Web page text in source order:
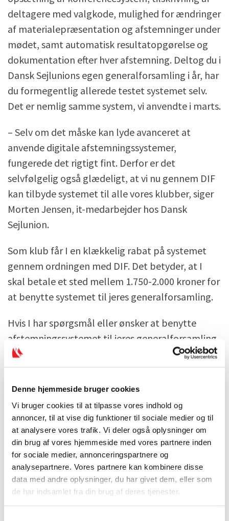
Denne hjemmeside bruger cookies
Vi bruger cookies til at tilpasse vores indhold og
annoncer, til at vise dig funktioner til sociale medier og til
at analysere vores trafik. Vi deler også oplysninger om
din brug af vores hjemmeside med vores partnere inden
for sociale medier, annonceringspartnere og
analysepartnere. Vores partnere kan kombinere disse
data med andre oplysninger, du har givet dem, eller som
de har indsamlet fra din brug af deres tjenester.
deltagere med valgkode, mulighed for ændringer
af materialepræsentation og afstemninger under
mødet, samt automatisk resultatopgørelse og
dokumentation efter hver afstemning. Deltog du i
Dansk Sejlunions egen generalforsamling i år, har
du formegentlig allerede testet systemet selv.
Det er nemlig samme system, vi anvendte i marts.
– Selv om det måske kan lyde avanceret at
anvende digitale afstemningssystemer,
fungerede det rigtigt fint. Derfor er det
selvfølgelig også glædeligt, at vi nu gennem DIF
kan tilbyde systemet til alle vores klubber, siger
Morten Jensen, it-medarbejder hos Dansk
Sejlunion.
Som klub får I en klækkelig rabat på systemet
gennem ordningen med DIF. Det betyder, at I
skal betale et sted mellem 1.750-2.000 kroner for
at benytte systemet til jeres generalforsamling.
Hvis I har spørgsmål eller ønsker at benytte
afstemningssystemet til jeres generalforsamling,
skal I kontakte Dansk Sejlunions it-medarbejder
Morten Jensen påmorten@sejlsport.dkeller tlf.
88207018.
Hvad indeholder Assembly
Voting mere?
Et præsentationsmodul, hvor
dagsordenspunkter, afstemningstemaer,
m.m. præsenteres på storskærm og
deltagernes lokale enheder.